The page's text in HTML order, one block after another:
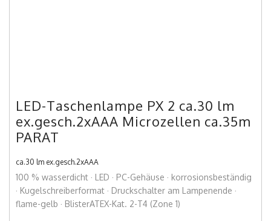
LED-Taschenlampe PX 2 ca.30 lm
ex.gesch.2xAAA Microzellen ca.35m
PARAT
ca.30 lm ex.gesch.2xAAA
100 % wasserdicht · LED · PC-Gehäuse · korrosionsbeständig
· Kugelschreiberformat · Druckschalter am Lampenende ·
flame-gelb · BlisterATEX-Kat. 2-T4 (Zone 1)